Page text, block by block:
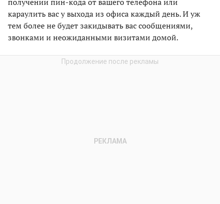
караулить вас у выхода из офиса каждый день. И уж
тем более не будет закидывать вас сообщениями,
звонками и неожиданными визитами домой.